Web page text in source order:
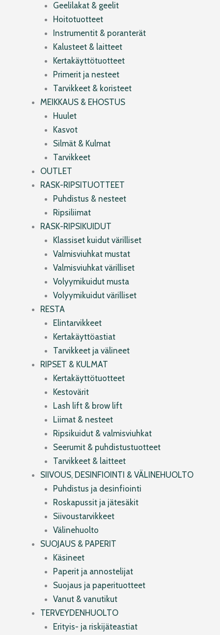
Geelilakat & geelit
Hoitotuotteet
Instrumentit & poranterät
Kalusteet & laitteet
Kertakäyttötuotteet
Primerit ja nesteet
Tarvikkeet & koristeet
MEIKKAUS & EHOSTUS
Huulet
Kasvot
Silmät & Kulmat
Tarvikkeet
OUTLET
RASK-RIPSITUOTTEET
Puhdistus & nesteet
Ripsiliimat
RASK-RIPSIKUIDUT
Klassiset kuidut värilliset
Valmisviuhkat mustat
Valmisviuhkat värilliset
Volyymikuidut musta
Volyymikuidut värilliset
RESTA
Elintarvikkeet
Kertakäyttöastiat
Tarvikkeet ja välineet
RIPSET & KULMAT
Kertakäyttötuotteet
Kestovärit
Lash lift & brow lift
Liimat & nesteet
Ripsikuidut & valmisviuhkat
Seerumit & puhdistustuotteet
Tarvikkeet & laitteet
SIIVOUS, DESINFIOINTI & VÄLINEHUOLTO
Puhdistus ja desinfiointi
Roskapussit ja jätesäkit
Siivoustarvikkeet
Välinehuolto
SUOJAUS & PAPERIT
Käsineet
Paperit ja annostelijat
Suojaus ja paperituotteet
Vanut & vanutikut
TERVEYDENHUOLTO
Erityis- ja riskijäteastiat